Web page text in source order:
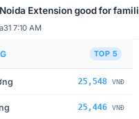
Extension good for
7:10 AM
TOP 5
25,548 VNĐ
25,446 VNĐ